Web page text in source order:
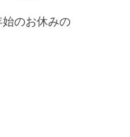
のお休みの